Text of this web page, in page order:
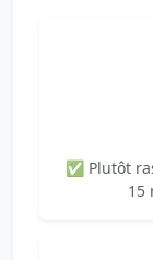
✅ Plutôt
15